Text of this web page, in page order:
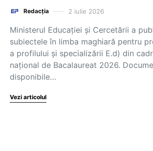
Redacția 2 iulie 2026
Ministerul Educației și Cercetării a
subiectele în limba maghiară pentru
a profilului și specializării E.d) din
național de Bacalaureat 2026.
disponibile…
Vezi articolul